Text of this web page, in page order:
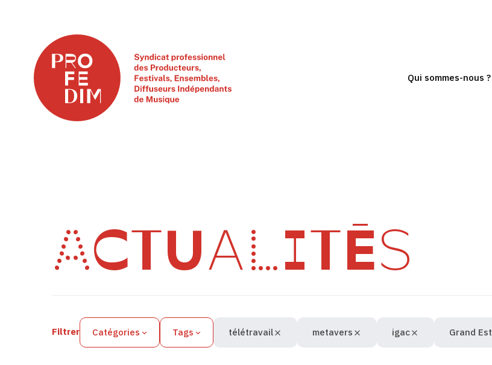
Qui sommes-nous ?
ACTUALITÉS
Filtres des actualités
Filtrer Catégories Tags télétravail metavers igac Grand Est